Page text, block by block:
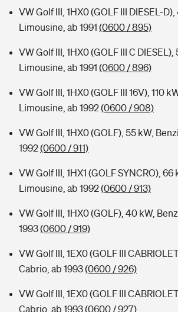
VW Golf III, 1HX0 (GOLF III DIESEL-D),
Limousine, ab 1991 (0600 / 895)
VW Golf III, 1HX0 (GOLF III C DIESEL),
Limousine, ab 1991 (0600 / 896)
VW Golf III, 1HX0 (GOLF III 16V), 110
Limousine, ab 1992(0600 / 908)
VW Golf III, 1HX0 (GOLF), 55 kW,
1992(0600 / 911)
VW Golf III, 1HX1 (GOLF SYNCRO), 66
Limousine, ab 1992(0600 / 913)
VW Golf III, 1HX0 (GOLF), 40 kW,
1993(0600 / 919)
VW Golf III, 1EX0 (GOLF III
Cabrio, ab 1993(0600 / 926)
VW Golf III, 1EX0 (GOLF III
Cabrio, ab 1993(0600 / 927)